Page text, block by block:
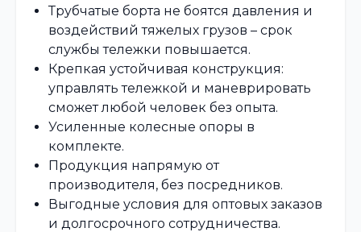
Трубчатые борта не боятся давления и
воздействий тяжелых грузов – срок
службы тележки повышается.
Крепкая устойчивая конструкция:
управлять тележкой и маневрировать
сможет любой человек без опыта.
Усиленные колесные опоры в
комплекте.
Продукция напрямую от
производителя, без посредников.
Выгодные условия для оптовых заказов
и долгосрочного сотрудничества.